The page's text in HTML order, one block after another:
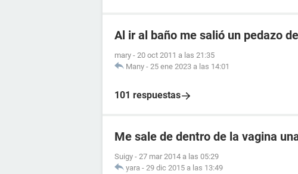
Al ir al baño me salió un pedazo
mary - 20 oct 2011 a las 21:35
Many - 25 ene 2023 a las 14:01
101 respuestas
Me sale de dentro de la vagina
Suigy - 27 mar 2014 a las 05:29
yara - 29 dic 2015 a las 13:49